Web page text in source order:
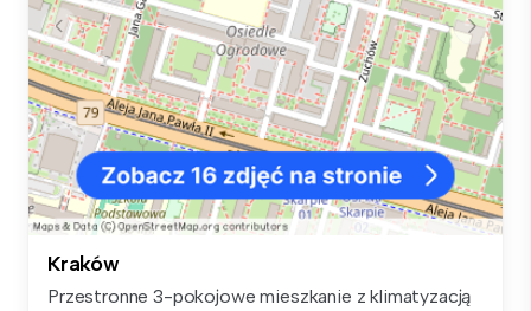
Kraków
Przestronne 3-pokojowe mieszkanie z klimatyzacją